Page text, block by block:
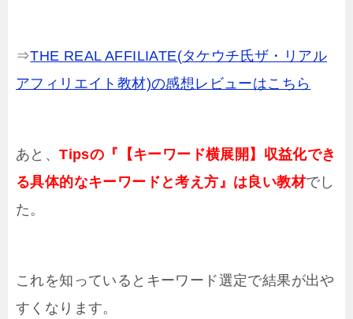
⇒THE REAL AFFILIATE(タケウチ氏ザ・リアル
アフィリエイト教材)の感想レビューはこちら
あと、Tipsの『【キーワード横展開】収益化でき
る具体的なキーワードと考え方』は良い教材でし
た。
これを知っているとキーワード選定で結果が出や
すくなります。